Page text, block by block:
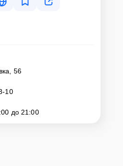
56
10
до 21:00